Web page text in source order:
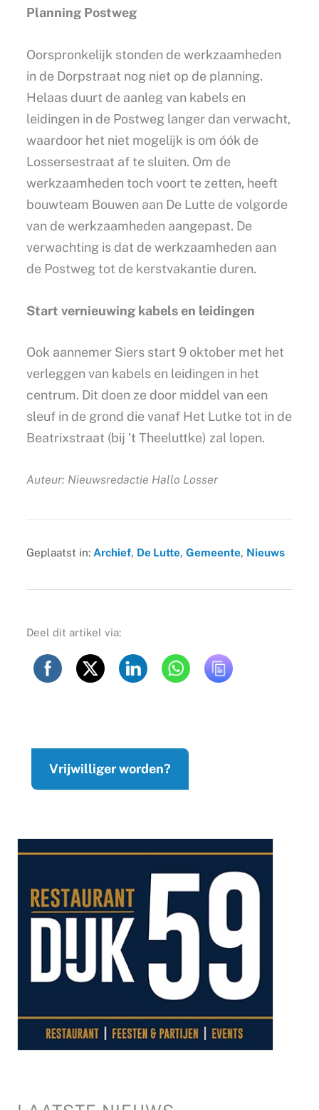
Planning Postweg
Oorspronkelijk stonden de werkzaamheden
in de Dorpstraat nog niet op de planning.
Helaas duurt de aanleg van kabels en
leidingen in de Postweg langer dan verwacht,
waardoor het niet mogelijk is om óók de
Lossersestraat af te sluiten. Om de
werkzaamheden toch voort te zetten, heeft
bouwteam Bouwen aan De Lutte de volgorde
van de werkzaamheden aangepast. De
verwachting is dat de werkzaamheden aan
de Postweg tot de kerstvakantie duren.
Start vernieuwing kabels en leidingen
Ook aannemer Siers start 9 oktober met het
verleggen van kabels en leidingen in het
centrum. Dit doen ze door middel van een
sleuf in de grond die vanaf Het Lutke tot in de
Beatrixstraat (bij ’t Theeluttke) zal lopen.
Auteur: Nieuwsredactie Hallo Losser
Geplaatst in: Archief, De Lutte, Gemeente, Nieuws
Deel dit artikel via:
Vrijwilliger worden?